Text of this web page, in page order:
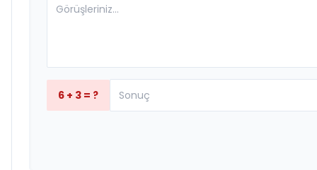
6 + 3 = ?